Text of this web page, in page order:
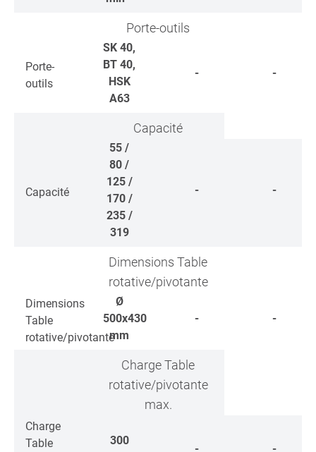
Porte-outils
Porte-
outils
SK 40,
BT 40,
HSK
A63
- -
Capacité
Capacité
55 /
80 /
125 /
170 /
235 /
319
- -
Dimensions Table
rotative/pivotante
Dimensions
Table
rotative/pivotante
Ø
500x430
mm
- -
Charge Table
rotative/pivotante
max.
Charge
Table
300
- -